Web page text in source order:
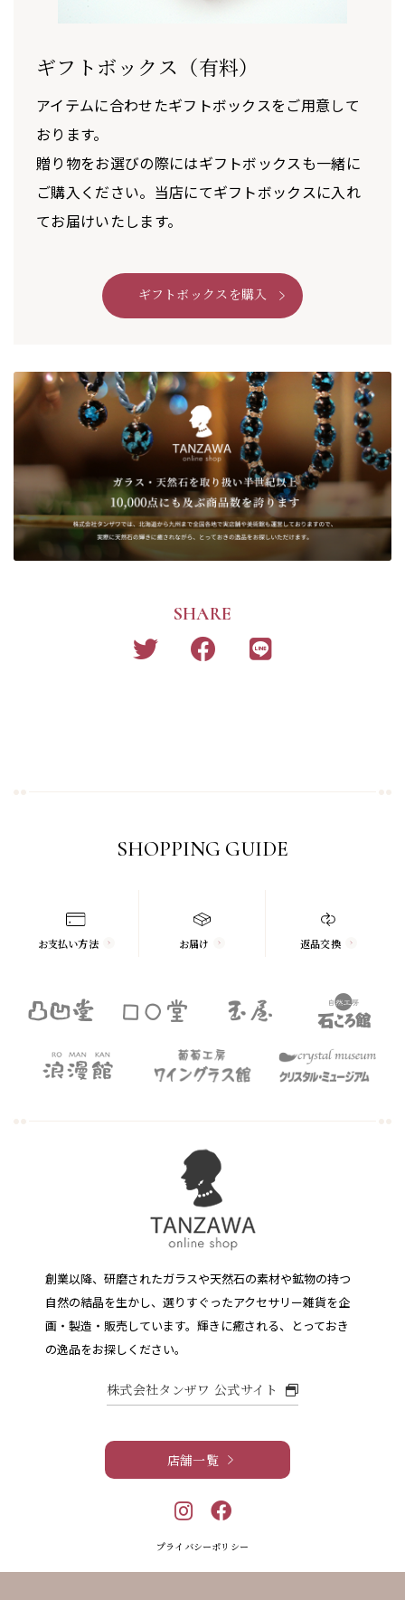
ギフトボックス（有料）
アイテムに合わせたギフトボックスをご用意して
おります。
贈り物をお選びの際にはギフトボックスも一緒に
ご購入ください。当店にてギフトボックスに入れ
てお届けいたします。
ギフトボックスを購入
SHARE
SHOPPING GUIDE
お支払い方法 お届け 返品交換
創業以降、研磨されたガラスや天然石の素材や鉱物の持つ
自然の結晶を生かし、選りすぐったアクセサリー雑貨を企
画・製造・販売しています。 輝きに癒される、とっておき
の逸品をお探しください。
株式会社タンザワ 公式サイト
店舗一覧
プライバシーポリシー